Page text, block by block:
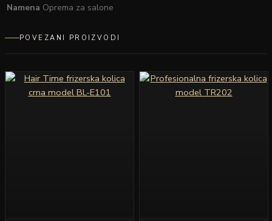
Namena Oprema za salone
POVEZANI PROIZVODI